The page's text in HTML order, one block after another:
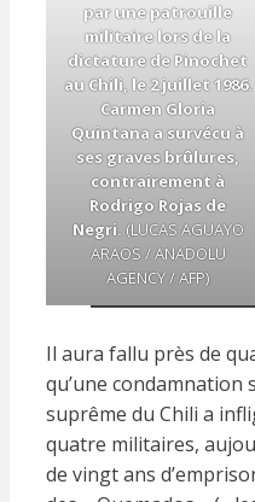
par une patrouille
militaire lors de la
dictature de Pinochet
au Chili, le 2 juillet 1986.
Carmen Gloria
Quintana a survécu à
ses graves brûlures,
contrairement à
Rodrigo Rojas de
Negri. (LUCAS AGUAYO
ARAOS / ANADOLU
AGENCY / AFP)
Il aura fallu près de
qu’une condamnation
suprême du Chili a
quatre militaires,
de vingt ans